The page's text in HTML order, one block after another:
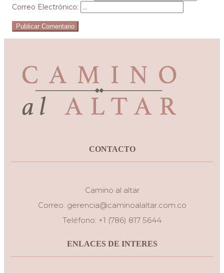
Correo Electrónico:
Publicar Comentario
CONTACTO
Camino al altar
Correo: gerencia@caminoalaltar.com.co
Teléfono: +1 (786) 817 5644
ENLACES DE INTERES